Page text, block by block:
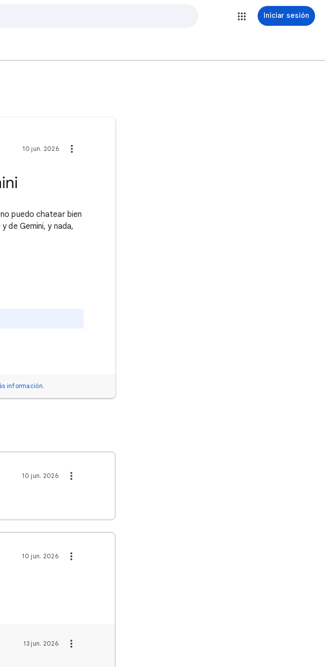
Iniciar sesión
10 jun. 2026
puedo chatear bien
de Gemini, y nada,
información.
10 jun. 2026
10 jun. 2026
13 jun. 2026